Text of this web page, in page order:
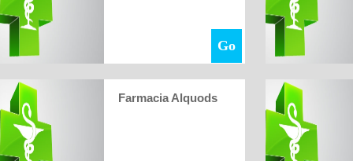
Go
Farmacia Alquods